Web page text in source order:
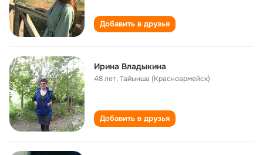
Добавить в друзья
Ирина Владыкина
48 лет,Тайынша (Красноармейск)
Добавить в друзья